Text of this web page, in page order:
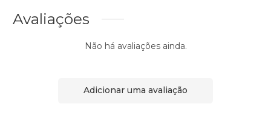
Avaliações
Não há avaliações ainda.
Adicionar uma avaliação